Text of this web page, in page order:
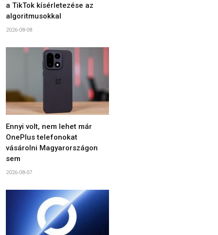
a TikTok kísérletezése az
algoritmusokkal
2026-08-08
Ennyi volt, nem lehet már
OnePlus telefonokat
vásárolni Magyarországon
sem
2026-08-07